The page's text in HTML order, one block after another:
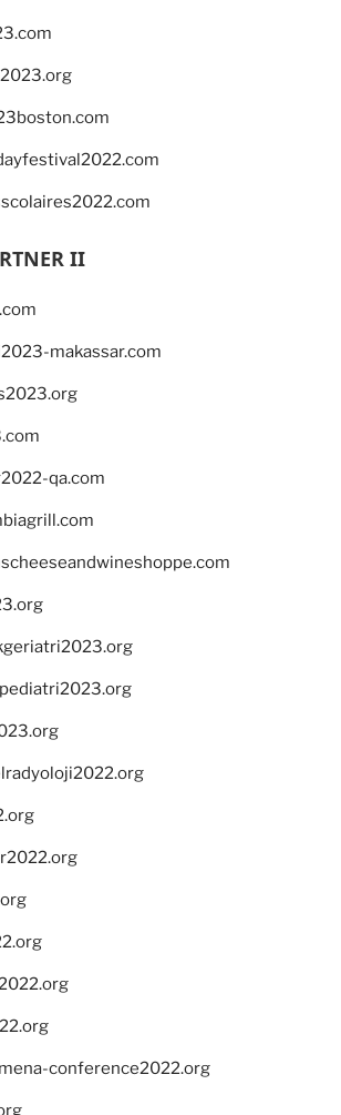
II
makassar.com
qa.com
conference2022.org